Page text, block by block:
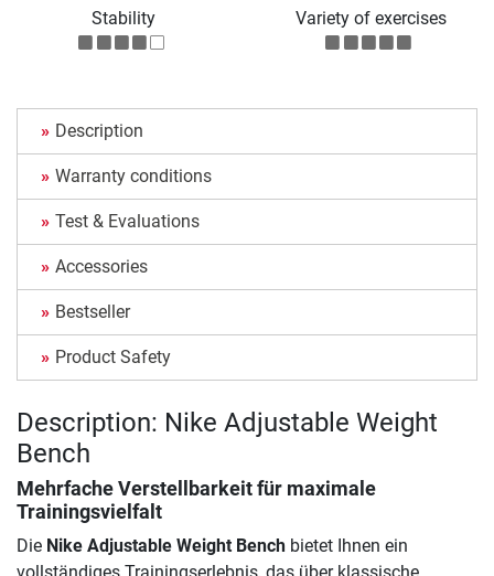
Stability Variety of exercises
Description
Warranty conditions
Test & Evaluations
Accessories
Bestseller
Product Safety
Description: Nike Adjustable Weight
Bench
Mehrfache Verstellbarkeit für maximale
Trainingsvielfalt
Die Nike Adjustable Weight Bench bietet Ihnen ein